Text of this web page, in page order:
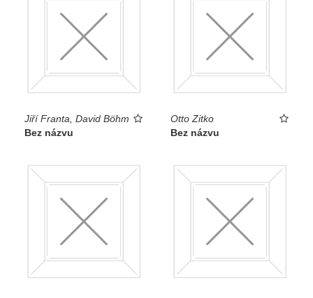
Jiří Franta, David Böhm
Bez názvu
Otto Zitko
Bez názvu